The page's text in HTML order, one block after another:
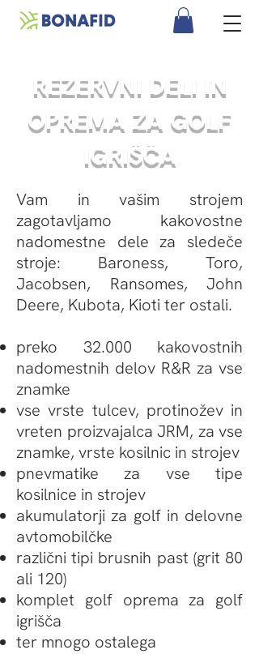
REZERVNI DELI IN
OPREMA ZA GOLF
IGRIŠČA
Vam in vašim strojem
zagotavljamo kakovostne
nadomestne dele za sledeče
stroje: Baroness, Toro,
Jacobsen, Ransomes, John
Deere, Kubota, Kioti ter ostali.
preko 32.000 kakovostnih
nadomestnih delov R&R za vse
znamke
vse vrste tulcev, protinožev in
vreten proizvajalca JRM, za vse
znamke, vrste kosilnic in strojev
pnevmatike za vse tipe
kosilnice in strojev
akumulatorji za golf in delovne
avtomobilčke
različni tipi brusnih past (grit 80
ali 120)
komplet golf oprema za golf
igrišča
ter mnogo ostalega